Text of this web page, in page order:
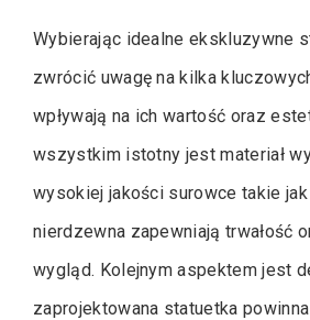
Wybierając idealne ekskluzywne
zwrócić uwagę na kilka
wpływają na ich wartość oraz
wszystkim istotny jest materiał
wysokiej jakości surowce takie
nierdzewna zapewniają trwałość
wygląd. Kolejnym aspektem jest
zaprojektowana statuetka